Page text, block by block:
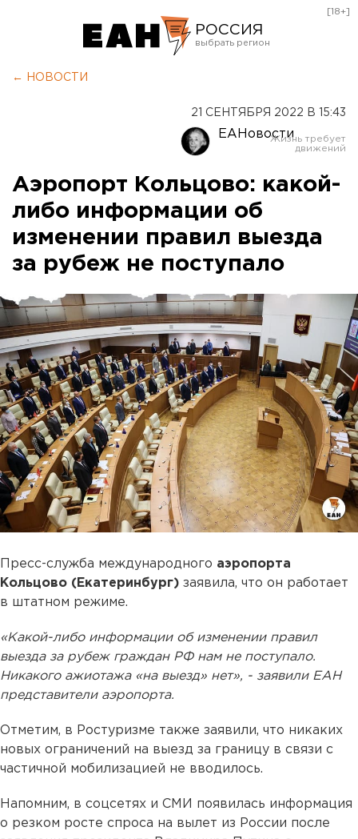
РОССИЯ
Оренбург
[18+]
← НОВОСТИ
21 СЕНТЯБРЯ 2022 В 15:43
ЕАНовости
Аэропорт Кольцово: какой-
либо информации об
изменении правил выезда
за рубеж не поступало
Пресс-служба международного аэропорта
Кольцово (Екатеринбург) заявила, что он работает
в штатном режиме.
«Какой-либо информации об изменении правил
выезда за рубеж граждан РФ нам не поступало.
Никакого ажиотажа «на выезд» нет», - заявили ЕАН
представители аэропорта.
Отметим, в Ростуризме также заявили, что никаких
новых ограничений на выезд за границу в связи с
частичной мобилизацией не вводилось.
Напомним, в соцсетях и СМИ появилась информация
о резком росте спроса на вылет из России после